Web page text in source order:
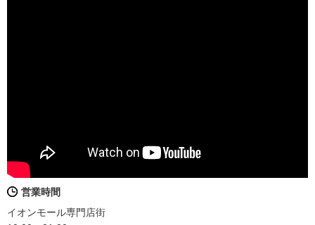
営業時間
イオンモール専門店街